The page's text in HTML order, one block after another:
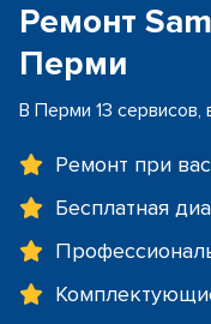
Ремонт
Перми
В Перми 13 сервисов,
Ремонт при
Бесплатная